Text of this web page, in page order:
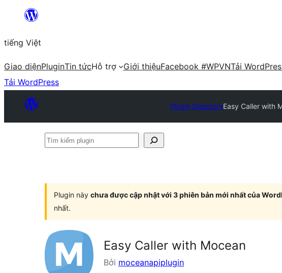
Chuyển
phần
nội
dung
tiếng Việt
Giao diệnPluginTin tứcHỗ trợ Giới thiệuFacebook #WPVNTải
Tải WordPress
Plugin DirectoryEasy Caller with
Tìm
Plugin này chưa được cập nhật với 3 phiên bản mới nhất của
nhất.
Easy Caller with Mocean
Bởi moceanapiplugin